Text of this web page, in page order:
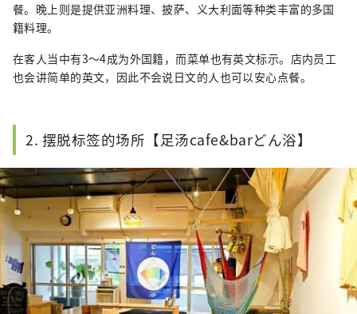
餐。晚上则是提供亚洲料理、披萨、义大利面等种类丰富的多国
籍料理。
在客人当中有3～4成为外国籍，而菜单也有英文标示。店内员工
也会讲简单的英文，因此不会说日文的人也可以安心点餐。
2. 摆脱标签的场所【足汤cafe&barどん浴】